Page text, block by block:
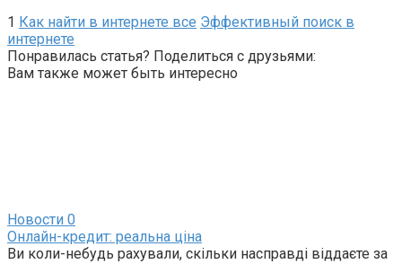
1 Как найти в интернете все Эффективный поиск в
интернете
Понравилась статья? Поделиться с друзьями:
Вам также может быть интересно
Новости 0
Онлайн-кредит: реальна ціна
Ви коли-небудь рахували, скільки насправді віддаєте за